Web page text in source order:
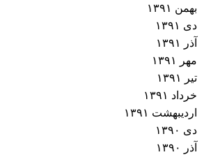
بهمن ۱۳۹۱
دی ۱۳۹۱
آذر ۱۳۹۱
مهر ۱۳۹۱
تیر ۱۳۹۱
خرداد ۱۳۹۱
اردیبهشت ۱۳۹۱
دی ۱۳۹۰
آذر ۱۳۹۰